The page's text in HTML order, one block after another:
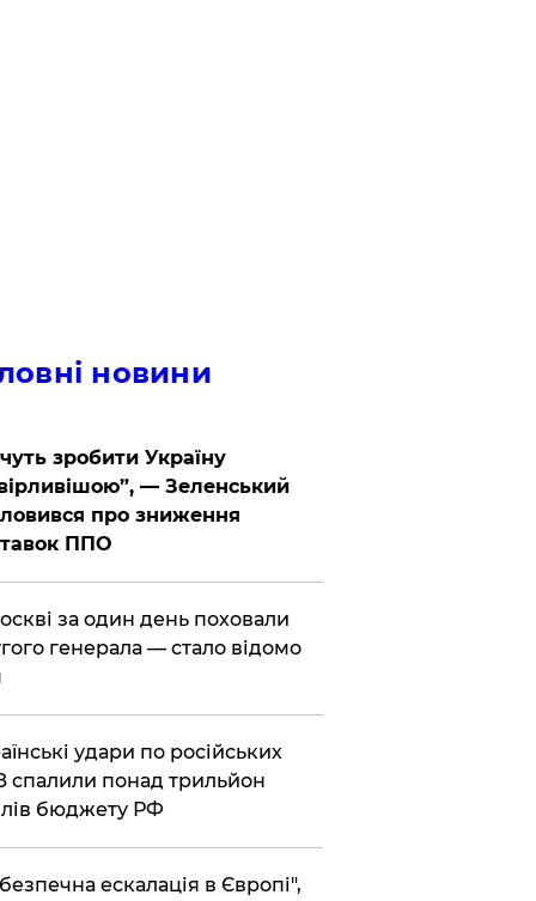
новини
зробити Україну
— Зеленський
про зниження
ППО
за один день поховали
генерала — стало відомо
удари по російських
спалили понад трильйон
бюджету РФ
ескалація в Європі",